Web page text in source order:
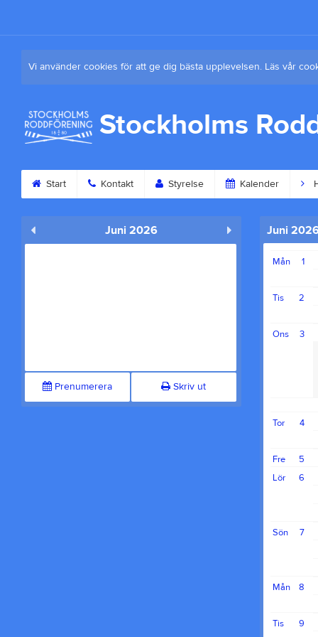
Vi använder cookies för att ge dig bästa upplevelsen. Läs vår
Stockholms
Start Kontakt Styrelse Kalender
Juni 2026
Prenumerera Skriv ut
Juni
1
Mån
2
Tis
3
Ons
4
Tor
5
Fre
6
Lör
7
Sön
8
Mån
9
Tis